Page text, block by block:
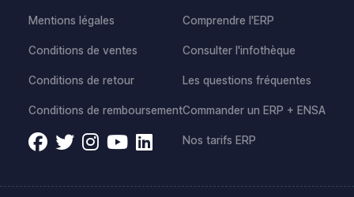
Mentions légales
Conditions de ventes
Conditions de retour
Conditions de remboursement
Comprendre l'ERP
Consulter l'infothèque
Les questions fréquentes
Commander un ERP + ENSA
Nos tarifs ERP